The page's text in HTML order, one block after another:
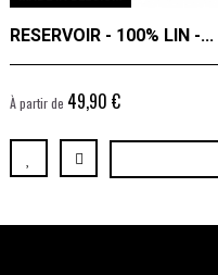
RESERVOIR - 100% LIN -...
À partir de 49,90 €